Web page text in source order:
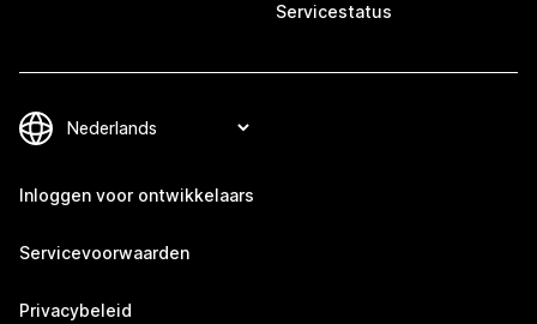
Servicestatus
Inloggen voor ontwikkelaars
Servicevoorwaarden
Privacybeleid